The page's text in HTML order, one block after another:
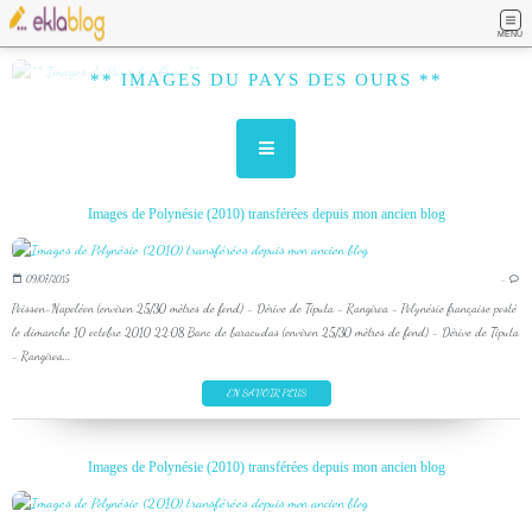
MENU
** IMAGES DU PAYS DES OURS **
Images de Polynésie (2010) transférées depuis mon ancien blog
09/07/2015 …
Poisson-Napoléon (environ 25/30 mètres de fond) - Dérive de Tiputa - Rangiroa - Polynésie française posté
le dimanche 10 octobre 2010 22:08 Banc de baracudas (environ 25/30 mètres de fond) - Dérive de Tiputa
- Rangiroa...
EN SAVOIR PLUS
Images de Polynésie (2010) transférées depuis mon ancien blog